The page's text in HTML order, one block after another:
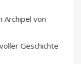
Archipel von
Geschichte